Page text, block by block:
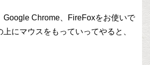
Google Chrome、FireFoxをお使いで
上にマウスをもっていってやると、